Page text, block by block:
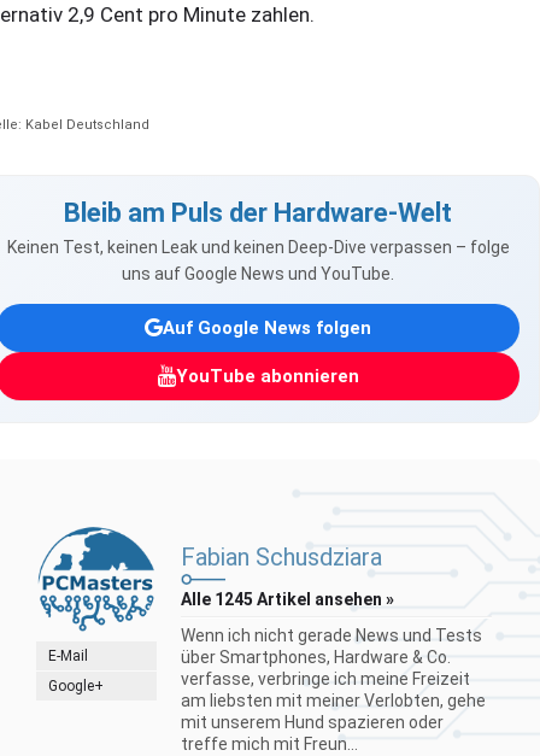
2,9 Cent pro Minute zahlen.
Kabel Deutschland
Bleib am Puls der Hardware-Welt
Keinen Test, keinen Leak und keinen Deep-Dive verpassen – folge
uns auf Google News und YouTube.
Auf Google News folgen
YouTube abonnieren
E-Mail
Google+
Fabian Schusdziara
Alle 1245 Artikel ansehen »
Wenn ich nicht gerade News und Tests
über Smartphones, Hardware & Co.
verfasse, verbringe ich meine Freizeit
am liebsten mit meiner Verlobten, gehe
mit unserem Hund spazieren oder
treffe mich mit Freun...